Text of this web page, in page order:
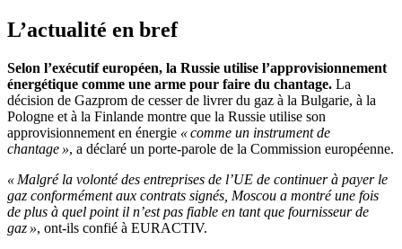
L’actualité en bref
Selon l’exécutif européen, la Russie utilise l’approvisionnement
énergétique comme une arme pour faire du chantage. La
décision de Gazprom de cesser de livrer du gaz à la Bulgarie, à la
Pologne et à la Finlande montre que la Russie utilise son
approvisionnement en énergie « comme un instrument de
chantage », a déclaré un porte-parole de la Commission européenne.
« Malgré la volonté des entreprises de l’UE de continuer à payer le
gaz conformément aux contrats signés, Moscou a montré une fois
de plus à quel point il n’est pas fiable en tant que fournisseur de
gaz », ont-ils confié à EURACTIV.